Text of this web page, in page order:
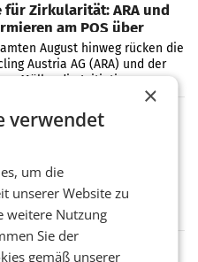
für Zirkularität: ARA und
am POS über
August hinweg rücken die
Austria AG (ARA) und der
Müller die Initiative
in allen österreichischen
zwei Filialen in
– Im Rahmen einer
zwei Filialen in Nieder- und
Die beiden Standorte liegen
im rund
×
verwendet
um die
unserer Website zu
weitere Nutzung
Sie der
gemäß unserer